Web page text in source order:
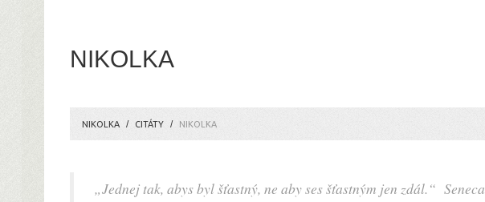
NIKOLKA
NIKOLKA CITÁTY NIKOLKA
„Jednej tak, abys byl šťastný, ne aby ses šťastným jen zdál.“ Seneca